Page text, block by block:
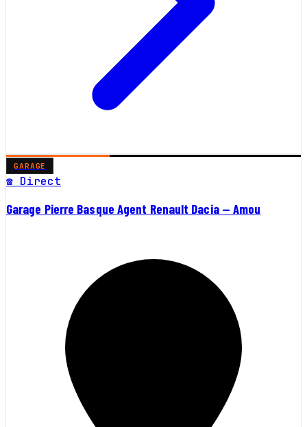
GARAGE
☎ Direct
Garage Pierre Basque Agent Renault Dacia — Amou